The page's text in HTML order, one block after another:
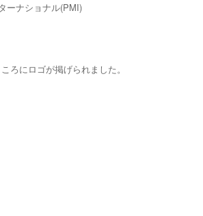
ーナショナル(PMI)
ろにロゴが掲げられました。